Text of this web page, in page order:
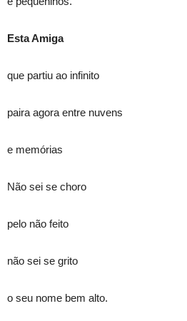
Esta Amiga
que partiu ao infinito
paira agora entre nuvens
e memórias
Não sei se choro
pelo não feito
não sei se grito
o seu nome bem alto.